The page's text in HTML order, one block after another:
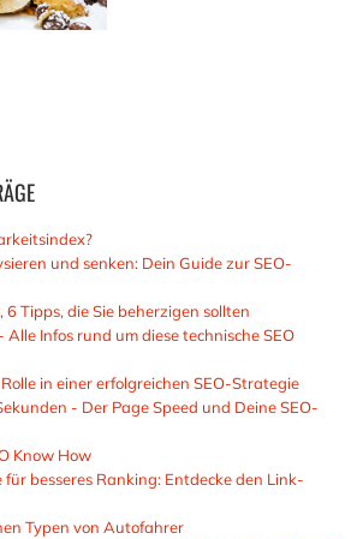
und senken: Dein Guide zur SEO-
Tipps, die Sie beherzigen sollten
Alle Infos rund um diese technische SEO
in einer erfolgreichen SEO-Strategie
- Der Page Speed und Deine SEO-
Know How
für besseres Ranking: Entdecke den Link-
Typen von Autofahrer